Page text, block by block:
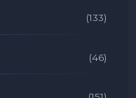
(133)
(46)